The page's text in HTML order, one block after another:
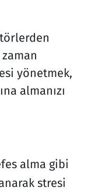
yönetmek,
almanızı
alma gibi
stresi